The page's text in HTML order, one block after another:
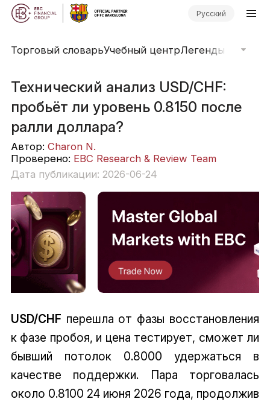
Русский
Торговый словарьУчебный центрЛегенды рынка
Технический анализ USD/CHF:
пробьёт ли уровень 0.8150 после
ралли доллара?
Автор: Charon N.
Проверено: EBC Research & Review Team
Дата публикации: 2026-06-24
USD/CHF перешла от фазы восстановления
к фазе пробоя, и цена тестирует, сможет ли
бывший потолок 0.8000 удержаться в
качестве поддержки. Пара торговалась
около 0.8100 24 июня 2026 года, продолжив